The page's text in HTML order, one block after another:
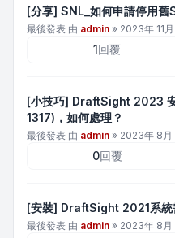
[分享] SNL_如何申請停用舊
最後發表 由 admin » 2023年 11
1回覆
[小技巧] DraftSight 2023
1317)，如何處理？
最後發表 由 admin » 2023年 8月
0回覆
[安裝] DraftSight 2021系統
最後發表 由 admin » 2023年 8月